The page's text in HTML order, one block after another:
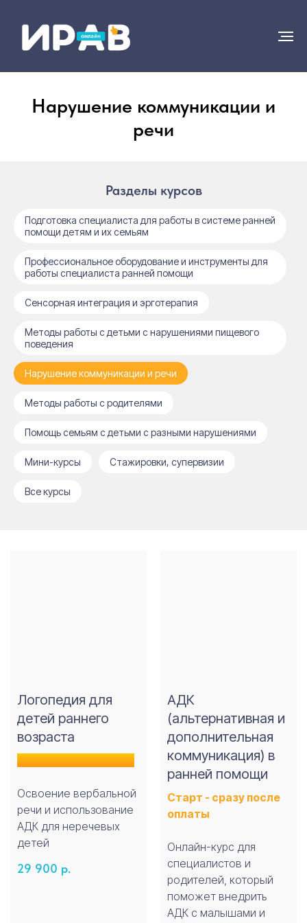
Нарушение коммуникации и
речи
Разделы курсов
Подготовка специалиста для работы в системе ранней
помощи детям и их семьям
Профессиональное оборудование и инструменты для
работы специалиста ранней помощи
Сенсорная интеграция и эрготерапия
Методы работы с детьми с нарушениями пищевого
поведения
Нарушение коммуникации и речи
Методы работы с родителями
Помощь семьям с детьми с разными нарушениями
Мини-курсы Cтажировки, супервизии
Все курсы
Логопедия для
детей раннего
возраста
Старт - планируется
Освоение вербальной
речи и использование
АДК для неречевых
детей
29 900 р.
АДК
(альтернативная и
дополнительная
коммуникация) в
ранней помощи
Старт - сразу после
оплаты
Онлайн-курс для
специалистов и
родителей, который
поможет внедрить
АДК с малышами и
Не нашли нужный
курс?
Напишите нам, и мы подготовим
индивидуальный курс для вас